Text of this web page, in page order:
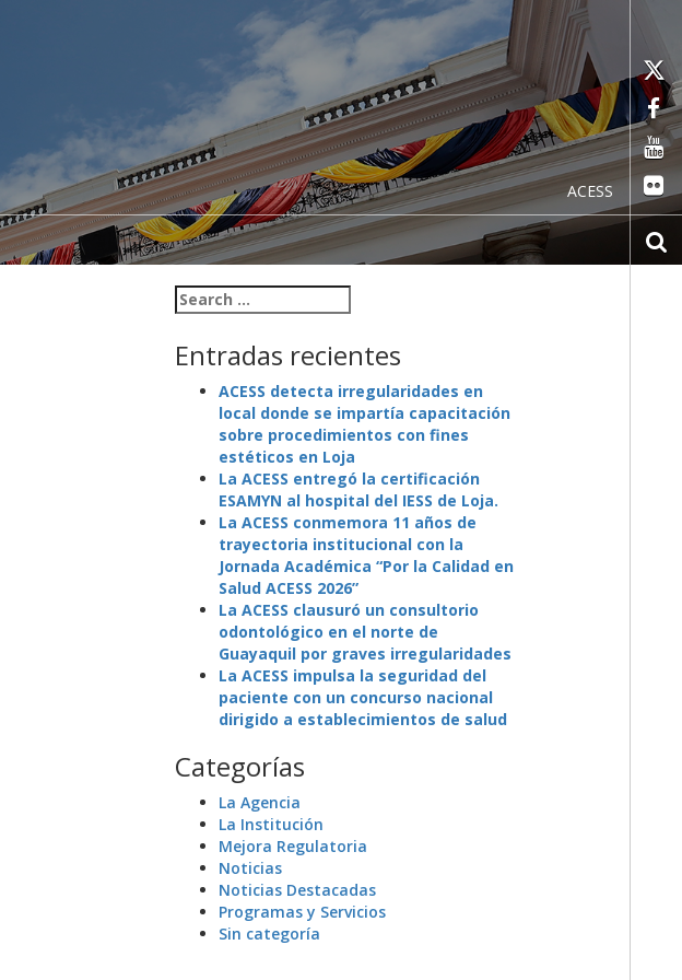
ACESS
Search for:
Entradas recientes
ACESS detecta irregularidades en
local donde se impartía capacitación
sobre procedimientos con fines
estéticos en Loja
La ACESS entregó la certificación
ESAMYN al hospital del IESS de Loja.
La ACESS conmemora 11 años de
trayectoria institucional con la
Jornada Académica “Por la Calidad en
Salud ACESS 2026”
La ACESS clausuró un consultorio
odontológico en el norte de
Guayaquil por graves irregularidades
La ACESS impulsa la seguridad del
paciente con un concurso nacional
dirigido a establecimientos de salud
Categorías
La Agencia
La Institución
Mejora Regulatoria
Noticias
Noticias Destacadas
Programas y Servicios
Sin categoría